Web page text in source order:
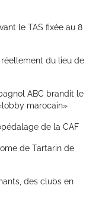
le TAS fixée au 8
du lieu de
ABC brandit le
marocain»
de la CAF
de Tartarin de
des clubs en